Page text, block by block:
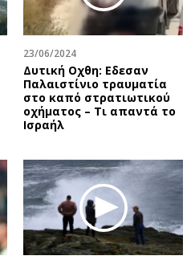
23/06/2024
Δυτική Οχθη: Εδεσαν
Παλαιστίνιο τραυματία
στο καπό στρατιωτικού
οχήματος – Τι απαντά το
Ισραήλ